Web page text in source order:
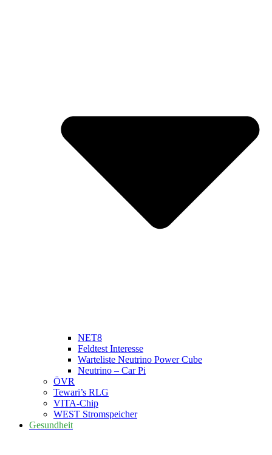
NET8
Feldtest Interesse
Warteliste Neutrino Power Cube
Neutrino – Car Pi
ÖVR
Tewari’s RLG
VITA-Chip
WEST Stromspeicher
Gesundheit